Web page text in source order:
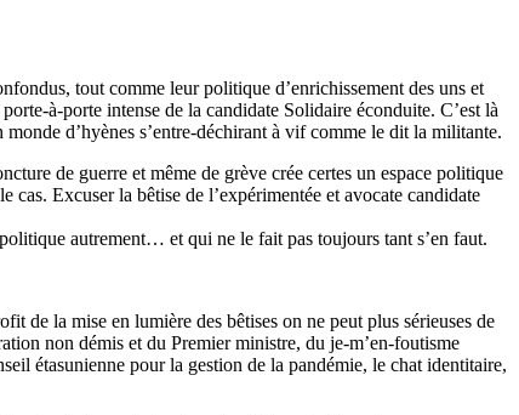
tout comme leur politique d’enrichissement des uns et
à-porte intense de la candidate Solidaire éconduite. C’est là
d’hyènes s’entre-déchirant à vif comme le dit la militante.
de guerre et même de grève crée certes un espace politique
Excuser la bêtise de l’expérimentée et avocate candidate
autrement… et qui ne le fait pas toujours tant s’en faut.
de la mise en lumière des bêtises on ne peut plus sérieuses de
non démis et du Premier ministre, du je-m’en-foutisme
étasunienne pour la gestion de la pandémie, le chat identitaire,